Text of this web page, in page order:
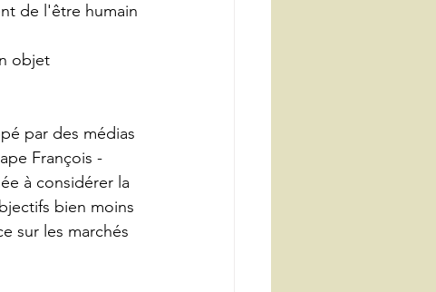
de l'être humain
objet
par des médias
François -
à considérer la
bien moins
sur les marchés